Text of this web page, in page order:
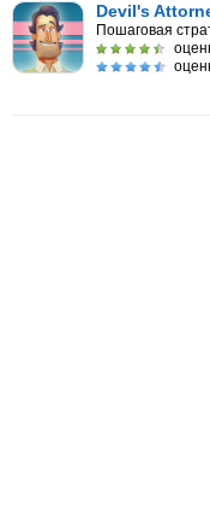
Devil's
Пошаговая